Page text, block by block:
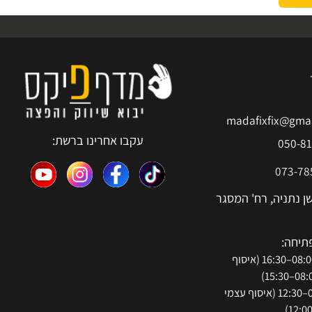
א'-ה': 08:00–16:30 (איסוף
עקבו אחרינו ברשת: